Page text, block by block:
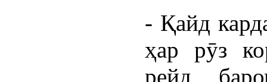
- Қайд
ҳар рӯз
рейд